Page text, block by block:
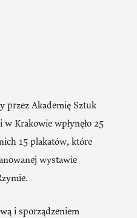
przez Akademię Sztuk
Krakowie wpłynęło 25
15 plakatów, które
wystawie
i sporządzeniem